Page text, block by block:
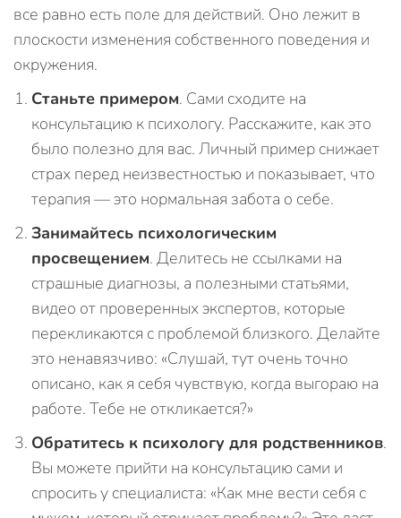
все равно есть поле для действий. Оно лежит в
плоскости изменения собственного поведения и
окружения.
Станьте примером. Сами сходите на
консультацию к психологу. Расскажите, как это
было полезно для вас. Личный пример снижает
страх перед неизвестностью и показывает, что
терапия — это нормальная забота о себе.
Занимайтесь психологическим
просвещением. Делитесь не ссылками на
страшные диагнозы, а полезными статьями,
видео от проверенных экспертов, которые
перекликаются с проблемой близкого. Делайте
это ненавязчиво: «Слушай, тут очень точно
описано, как я себя чувствую, когда выгораю на
работе. Тебе не откликается?»
Обратитесь к психологу для родственников.
Вы можете прийти на консультацию сами и
спросить у специалиста: «Как мне вести себя с